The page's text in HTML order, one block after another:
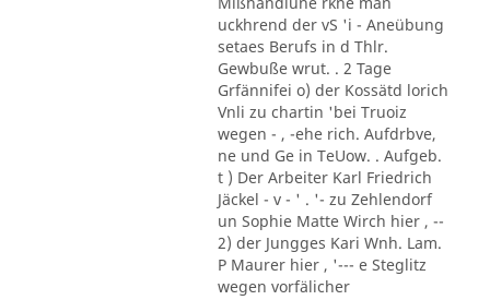
uckhrend der vS 'i - Aneübung
setaes Berufs in d Thlr.
Gewbuße wrut. . 2 Tage
Grfännifei o) der Kossätd lorich
Vnli zu chartin 'bei Truoiz
wegen - , -ehe rich. Aufdrbve,
ne und Ge in TeUow. . Aufgeb.
t ) Der Arbeiter Karl Friedrich
Jäckel - v - ' . '- zu Zehlendorf
un Sophie Matte Wirch hier , --
2) der Jungges Kari Wnh. Lam.
P Maurer hier , '--- e Steglitz
wegen vorfälicher